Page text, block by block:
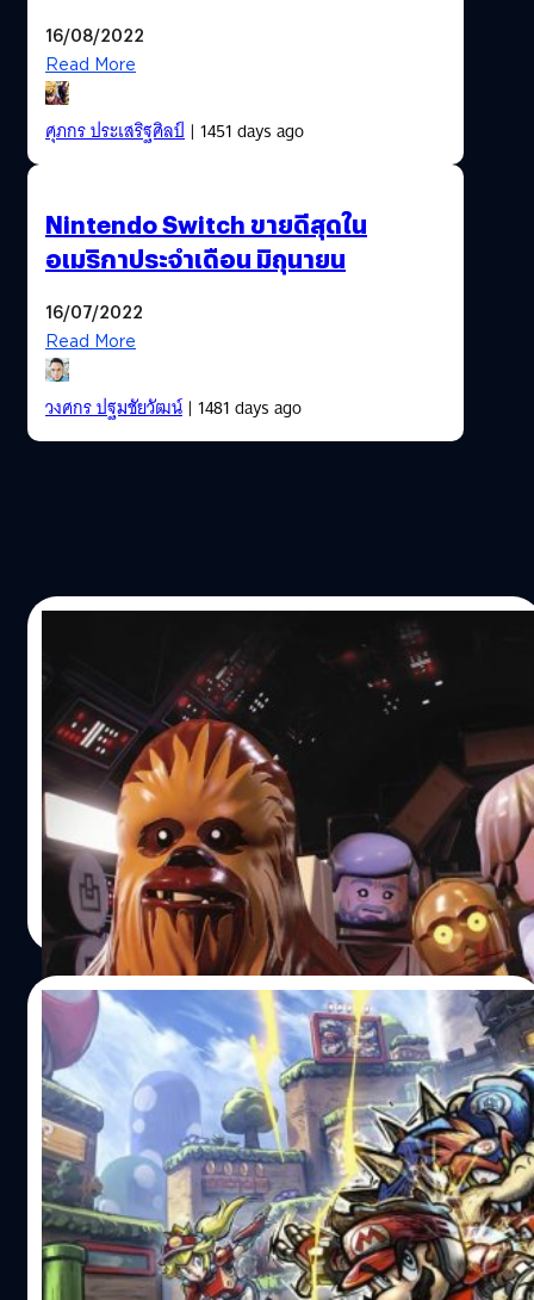
16/08/2022
Read More
ศุภกร ประเสริฐศิลป์| 1451 days ago
Nintendo Switch ขายดีสุดใน
อเมริกาประจำเดือน มิถุนายน
16/07/2022
Read More
วงศกร ปฐมชัยวัฒน์| 1481 days ago
LEGO Star Wars: The Skywalker Saga มี
ยอดผู้เล่นมากกว่า 5 ล้านคน
ผู้จัดจำหน่าย Warner Bros. Games และทีมพัฒนา TT
Games ได้ทวีตข้อความประกาศว่าเกม LEGO Star Wars: The
Skywalker Saga มียอดผู้เล่นมากกว่า 5 ล้านคนหลังเปิดให้
เล่นมานานกว่า 2 เดือน ซึ่งก่อนหน้านี้มีรายงานว่าตัวเกม
สามารถทำยอดขายได้ถึง 3.2 ล้านชุดภายใน 2 สัปดาห์แรก
LEGO Star Wars: The Skywalker Saga จะเล่าเรื่องราวจาก
ภาพยนตร์ Star Wars ทั้ง 9 ภาคตั้งแต่ Episode 1 - The
Phantom Menace ไปจนถึง The Rise of Skywalker ตัวเกม
ออกวางจำหน่ายเมื่อวันที่ 5 เมษายน 2022 บนแพลตฟอร์ม
PlayStation 5, Xbox…
ศุภกร ประเสริฐศิลป์| 1508 days ago
Read More
13/06/2022
ตามคาดเกม Mario Strikers: Battle League
เปิดตัวอันดับ 1 ในอังกฤษ
ยอดขายซอฟต์แวร์ในอังกฤษประจำสัปดาห์นี้มาแล้ว และเกม
ที่ขึ้นอันดับ 1 ตามคาดคือ Mario Strikers: Battle League
เกม Mario เตะฟุตบอล ของ Nintendo
วงศกร ปฐมชัยวัฒน์| 1515 days ago